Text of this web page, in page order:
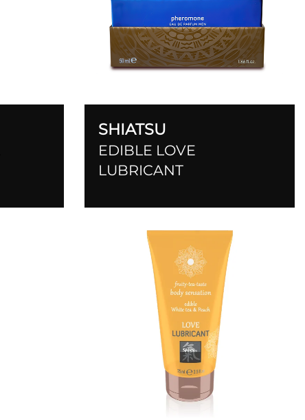
SHIATSU
EDIBLE LOVE
LUBRICANT